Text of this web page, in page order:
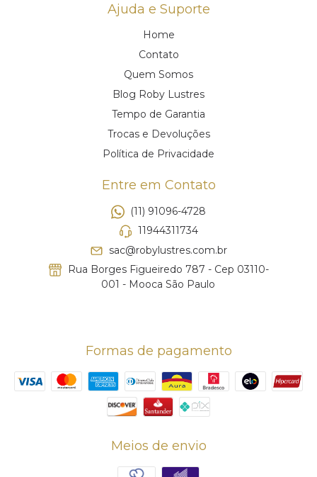
Ajuda e Suporte
Home
Contato
Quem Somos
Blog Roby Lustres
Tempo de Garantia
Trocas e Devoluções
Política de Privacidade
Entre em Contato
(11) 91096-4728
11944311734
sac@robylustres.com.br
Rua Borges Figueiredo 787 - Cep 03110-
001 - Mooca São Paulo
Formas de pagamento
Meios de envio